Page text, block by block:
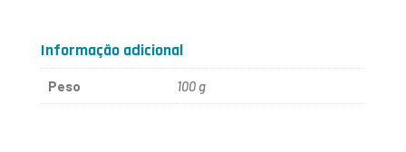
Informação adicional
Peso 100 g